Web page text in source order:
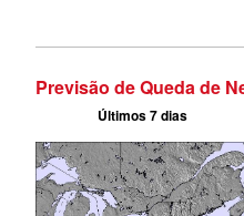
Previsão de Queda de
Últimos 7 dias